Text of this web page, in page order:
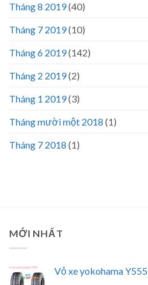
Tháng 8 2019(40)
Tháng 7 2019(10)
Tháng 6 2019(142)
Tháng 2 2019(2)
Tháng 1 2019(3)
Tháng mười một 2018 (1)
Tháng 7 2018 (1)
MỚI NHẤT
Vỏ xe yokohama Y555